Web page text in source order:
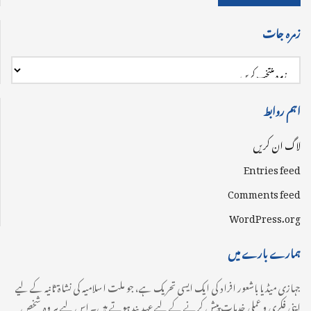
زمرہ جات
اہم روابط
لاگ ان کریں
Entries feed
Comments feed
WordPress.org
ہمارے بارے میں
جہازی میڈیا باشعور افراد کی ایک ایسی تحریک ہے، جو ملت اسلامیہ کی نشاۃ ثانیہ کے لیے
اپنی فکری و عملی خدمات پیش کرنے کے لیے عہدبند ہوتے ہیں۔ اس لیے ہر وہ شخص